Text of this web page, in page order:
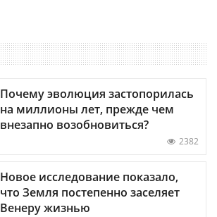
Почему эволюция застопорилась
на миллионы лет, прежде чем
внезапно возобновиться?
2382
Новое исследование показало,
что Земля постепенно заселяет
Венеру жизнью